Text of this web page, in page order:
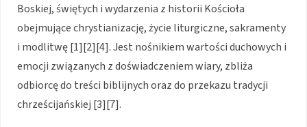
Boskiej, świętych i wydarzenia z historii Kościoła
obejmujące chrystianizację, życie liturgiczne, sakramenty
i modlitwę [1][2][4]. Jest nośnikiem wartości duchowych i
emocji związanych z doświadczeniem wiary, zbliża
odbiorcę do treści biblijnych oraz do przekazu tradycji
chrześcijańskiej [3][7].